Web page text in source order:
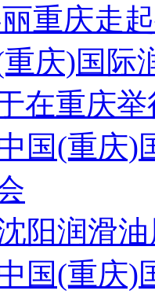
重庆走
庆)国际
在重庆举
国(重庆
阳润滑
国(重庆